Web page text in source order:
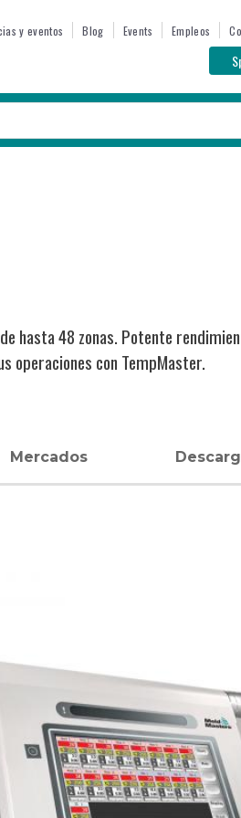
y eventos Blog Events Empleos
hasta 48 zonas. Potente
operaciones con TempMaster.
Mercados